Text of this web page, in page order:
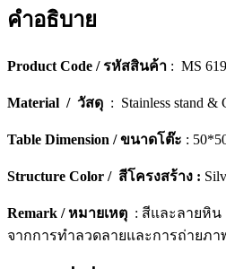
โม
เดิร์น
ชิ้น
คำอธิบาย
Product Code / รหัสสินค้า : MS 619
Material / วัสดุ : Stainless stand &
Table Dimension / ขนาดโต๊ะ :
Structure Color / สีโครงสร้าง :
Remark / หมายเหตุ : สีและลายหิ
จากการทำลวดลายและการถ่ายภา